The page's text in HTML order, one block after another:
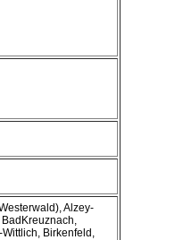
Alzey-
Birkenfeld,